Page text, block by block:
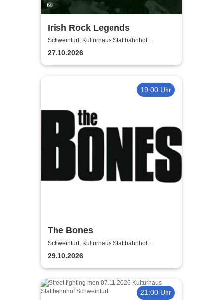
Irish Rock Legends
Schweinfurt, Kulturhaus Stattbahnhof
Schweinfurt
27.10.2026
19:00 Uhr
The Bones
Schweinfurt, Kulturhaus Stattbahnhof
Schweinfurt
29.10.2026
21:00 Uhr